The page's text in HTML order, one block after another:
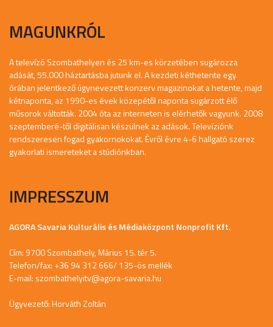
MAGUNKRÓL
A televízó Szombathelyen és 25 km-es körzetében sugározza
adását, 55.000 háztartásba jutunk el. A kezdeti kéthetente egy
órában jelentkező úgynevezett konzerv magazinokat a hetente, majd
kétnaponta, az 1990-es évek közepétől naponta sugárzott élő
műsorok váltották. 2004 óta az interneten is elérhetők vagyunk. 2008
szeptemberé-től digitálisan készülnek az adások. Televíziónk
rendszeresen fogad gyakornokokat. Évről évre 4-6 hallgató szerez
gyakorlati ismereteket a stúdiónkban.
IMPRESSZUM
AGORA Savaria Kulturális és Médiaközpont Nonprofit Kft.
Cím: 9700 Szombathely, Márius 15. tér 5.
Telefon/fax: +36 94 312 666/ 135-ös mellék
E-mail: szombathelyitv@agora-savaria.hu
Ügyvezető: Horváth Zoltán